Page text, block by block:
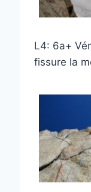
L4: 6a+
fissure la